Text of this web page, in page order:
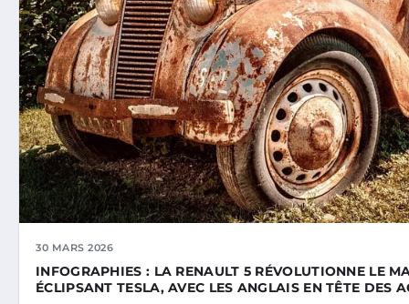
30 MARS 2026
INFOGRAPHIES : LA RENAULT 5 RÉVOLUTIONNE LE
ÉCLIPSANT TESLA, AVEC LES ANGLAIS EN TÊTE DES